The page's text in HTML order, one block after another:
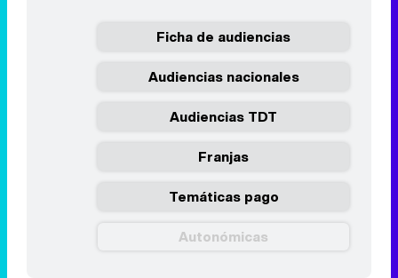
Ficha de audiencias
Audiencias nacionales
Audiencias TDT
Franjas
Temáticas pago
Autonómicas